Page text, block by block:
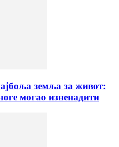
земља за живот:
могао изненадити